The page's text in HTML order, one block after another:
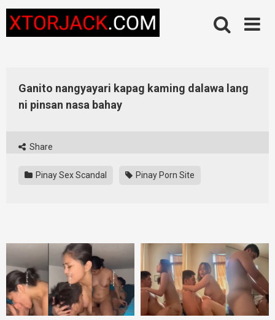
content
Ganito nangyayari kapag kaming dalawa lang
ni pinsan nasa bahay
Share
Pinay Sex Scandal Pinay Porn Site